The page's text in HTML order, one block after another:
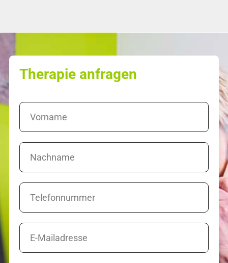
Therapie anfragen